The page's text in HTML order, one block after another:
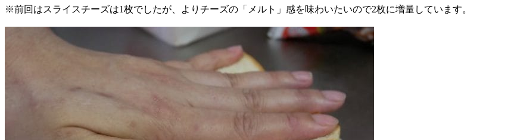
※前回はスライスチーズは1枚でしたが、よりチーズの「メルト」感を味わいたいので2枚に増量しています。